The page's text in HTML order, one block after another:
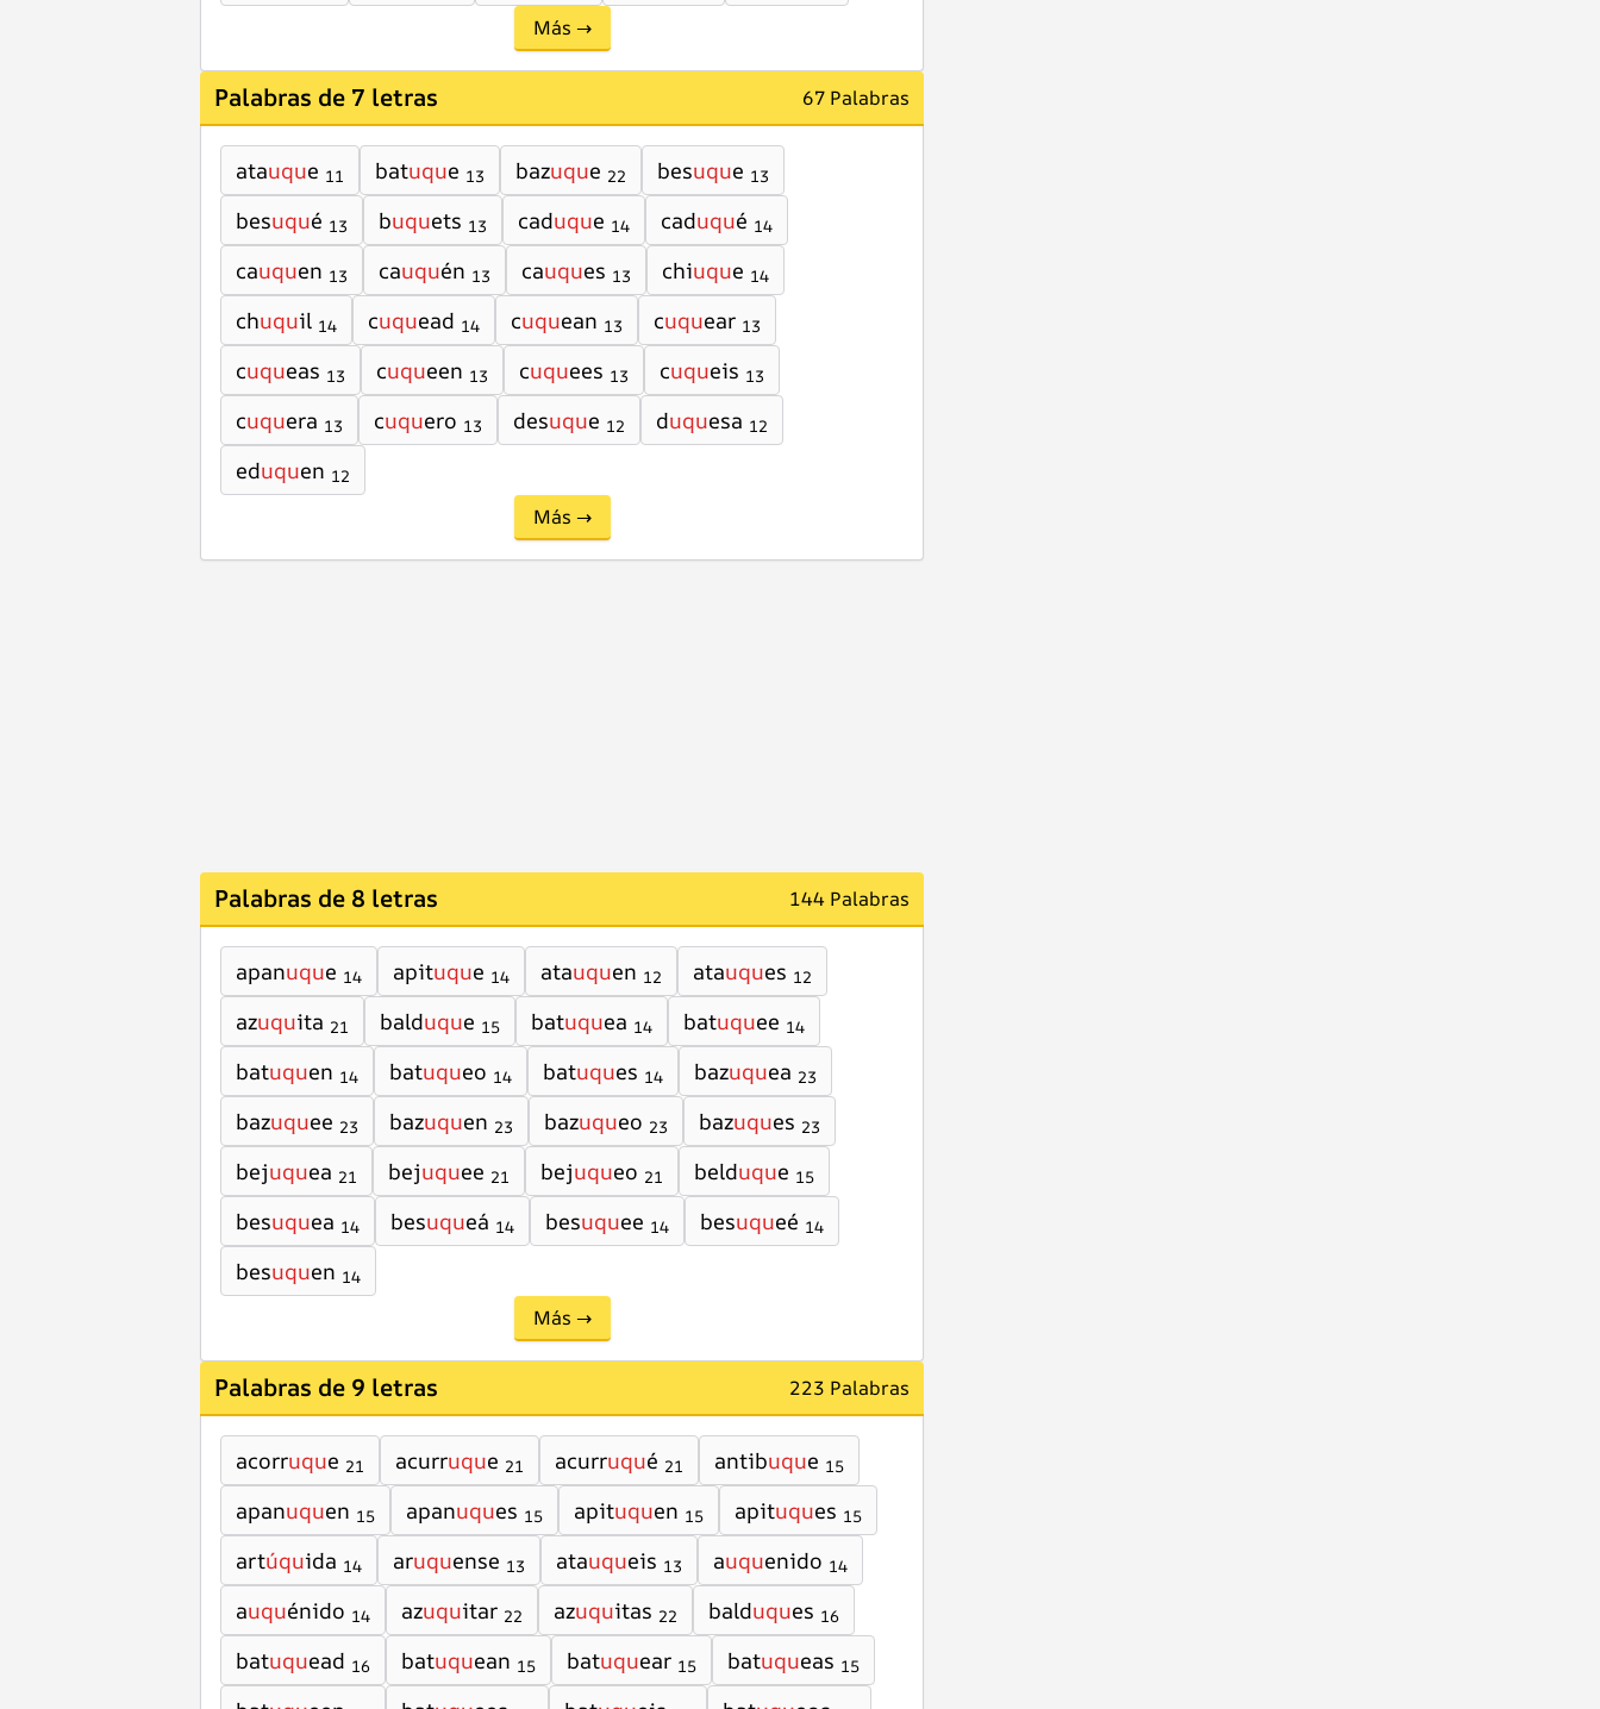
Más →
Palabras de 7 letras 67 Palabras
atauque 11 batuque 13 bazuque 22 besuque 13
besuqué 13 buquets 13 caduque 14 caduqué 14
cauquen 13 cauquén 13 cauques 13 chiuque 14
chuquil 14 cuquead 14 cuquean 13 cuquear 13
cuqueas 13 cuqueen 13 cuquees 13 cuqueis 13
cuquera 13 cuquero 13 desuque 12 duquesa 12
eduquen 12
Más →
Palabras de 8 letras 144 Palabras
apanuque 14 apituque 14 atauquen 12 atauques 12
azuquita 21 balduque 15 batuquea 14 batuquee 14
batuquen 14 batuqueo 14 batuques 14 bazuquea 23
bazuquee 23 bazuquen 23 bazuqueo 23 bazuques 23
bejuquea 21 bejuquee 21 bejuqueo 21 belduque 15
besuquea 14 besuqueá 14 besuquee 14 besuqueé 14
besuquen 14
Más →
Palabras de 9 letras 223 Palabras
acorruque 21 acurruque 21 acurruqué 21 antibuque 15
apanuquen 15 apanuques 15 apituquen 15 apituques 15
artúquida 14 aruquense 13 atauqueis 13 auquenido 14
auquénido 14 azuquitar 22 azuquitas 22 balduques 16
batuquead 16 batuquean 15 batuquear 15 batuqueas 15